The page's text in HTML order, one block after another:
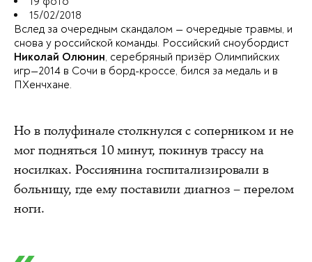
15/02/2018
Вслед за очередным скандалом — очередные травмы, и
снова у российской команды. Российский сноубордист
Николай Олюнин, серебряный призёр Олимпийских
игр—2014 в Сочи в борд-кроссе, бился за медаль и в
ПХенчхане.
Но в полуфинале столкнулся с соперником и не
мог подняться 10 минут, покинув трассу на
носилках. Россиянина госпитализировали в
больницу, где ему поставили диагноз – перелом
ноги.